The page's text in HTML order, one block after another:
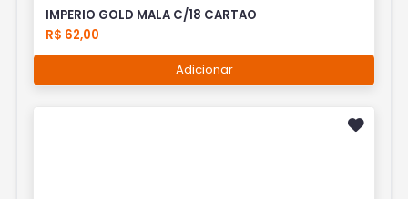
IMPERIO GOLD MALA C/18 CARTAO
R$ 62,00
Adicionar